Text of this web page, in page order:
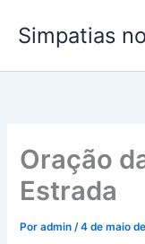
para
conteúdo
Simpatias
Oração
Estrada
Poradmin/4 de maio